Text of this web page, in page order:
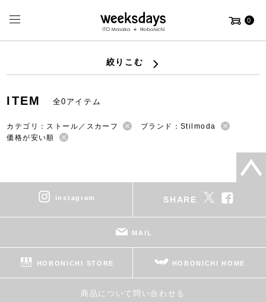
0
絞りこむ
ITEM 全0アイテム
カテゴリ：ストール／スカーフ
ブランド：Stilmoda
価格が安い順
instagram SHARE
MAIL
HOBONICHI STORE HOBONICHI HOME
商品について問い合わせる